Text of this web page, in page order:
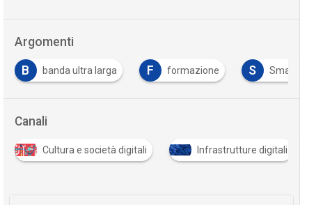
Argomenti
B banda ultra larga F formazione S Smart
Canali
Cultura e società digitali Infrastrutture digitali